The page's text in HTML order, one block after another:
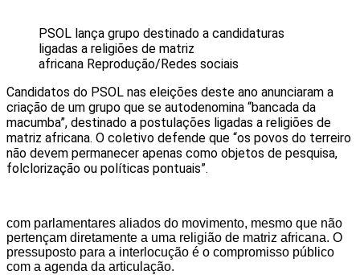
PSOL lança grupo destinado a candidaturas
ligadas a religiões de matriz
africana Reprodução/Redes sociais
Candidatos do PSOL nas eleições deste ano anunciaram a
criação de um grupo que se autodenomina “bancada da
macumba”, destinado a postulações ligadas a religiões de
matriz africana. O coletivo defende que “os povos do terreiro
não devem permanecer apenas como objetos de pesquisa,
folclorização ou políticas pontuais”.
com parlamentares aliados do movimento, mesmo que não
pertençam diretamente a uma religião de matriz africana. O
pressuposto para a interlocução é o compromisso público
com a agenda da articulação.